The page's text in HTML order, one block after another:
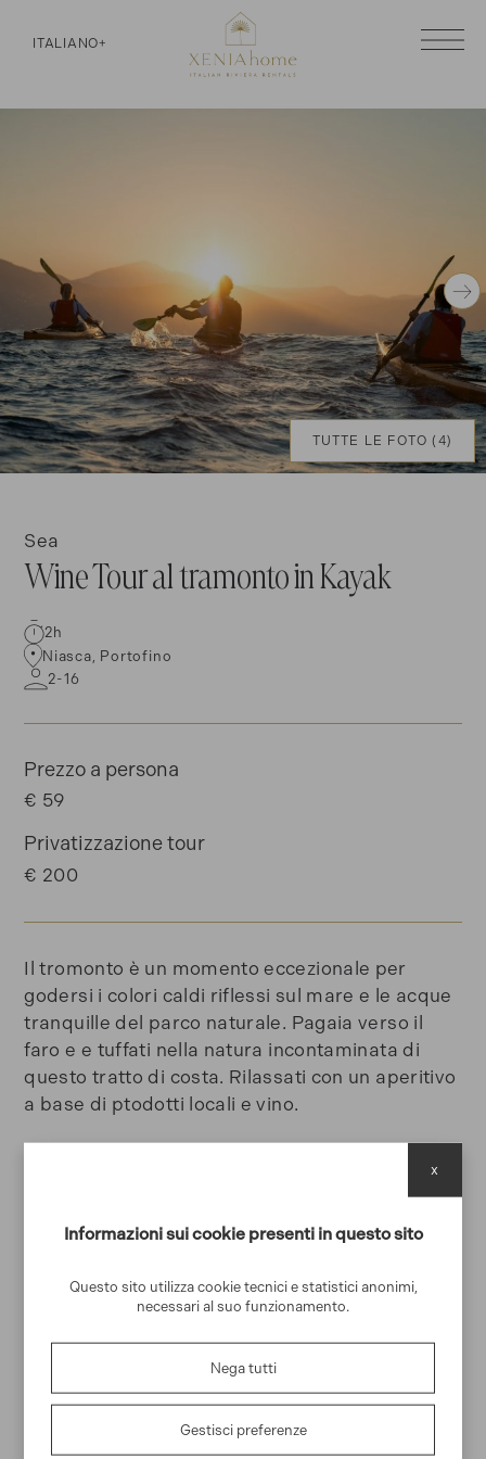
ITALIANO+
TUTTE LE FOTO (4)
Sea
Wine Tour al tramonto in Kayak
2h
Niasca, Portofino
2-16
Prezzo a persona
€ 59
Privatizzazione tour
€ 200
Il tromonto è un momento eccezionale per
godersi i colori caldi riflessi sul mare e le acque
tranquille del parco naturale. Pagaia verso il
faro e e tuffati nella natura incontaminata di
questo tratto di costa. Rilassati con un aperitivo
a base di ptodotti locali e vino.
Spiaggia di Niasca, località Paraggi
Giu - Ago: 17:30, Sett: 16:30
Durata
2-16
Informazioni sui cookie presenti in questo sito
Questo sito utilizza cookie tecnici e statistici anonimi,
necessari al suo funzionamento.
Nega tutti
Gestisci preferenze
x